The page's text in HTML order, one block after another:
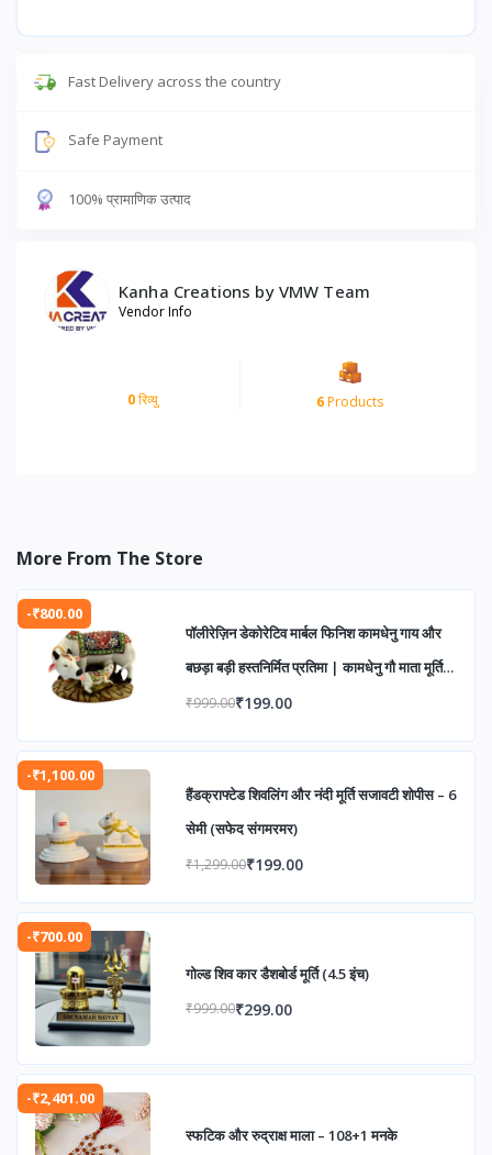
Fast Delivery across the country
Safe Payment
100% प्रामाणिक उत्पाद
Kanha Creations by VMW Team
Vendor Info
0रिव्यु 6Products
More From The Store
-₹800.00
पॉलीरेज़िन डेकोरेटिव मार्बल फिनिश कामधेनु गाय और
बछड़ा बड़ी हस्तनिर्मित प्रतिमा | कामधेनु गौ माता मूर्ति
होम डेकोर | गुड लक गिफ्ट शोपीस (6 इंच, बहुरंगी)
₹999.00₹199.00
-₹1,100.00
हैंडक्राफ्टेड शिवलिंग और नंदी मूर्ति सजावटी शोपीस – 6
सेमी (सफेद संगमरमर)
₹1,299.00₹199.00
-₹700.00
गोल्ड शिव कार डैशबोर्ड मूर्ति (4.5 इंच)
₹999.00₹299.00
-₹2,401.00
स्फटिक और रुद्राक्ष माला – 108+1 मनके